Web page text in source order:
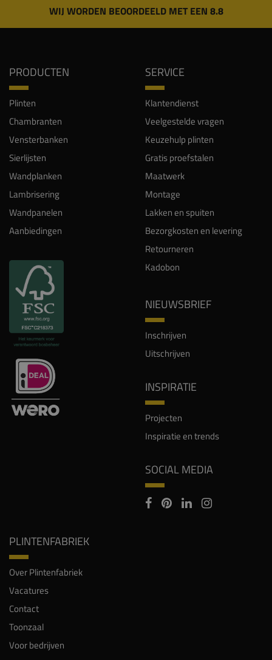
WIJ WORDEN BEOORDEELD MET EEN 8.8
PRODUCTEN
Plinten
Chambranten
Vensterbanken
Sierlijsten
Wandplanken
Lambrisering
Wandpanelen
Aanbiedingen
SERVICE
Klantendienst
Veelgestelde vragen
Keuzehulp plinten
Gratis proefstalen
Maatwerk
Montage
Lakken en spuiten
Bezorgkosten en levering
Retourneren
Kadobon
NIEUWSBRIEF
Inschrijven
Uitschrijven
INSPIRATIE
Projecten
Inspiratie en trends
SOCIAL MEDIA
PLINTENFABRIEK
Over Plintenfabriek
Vacatures
Contact
Toonzaal
Voor bedrijven